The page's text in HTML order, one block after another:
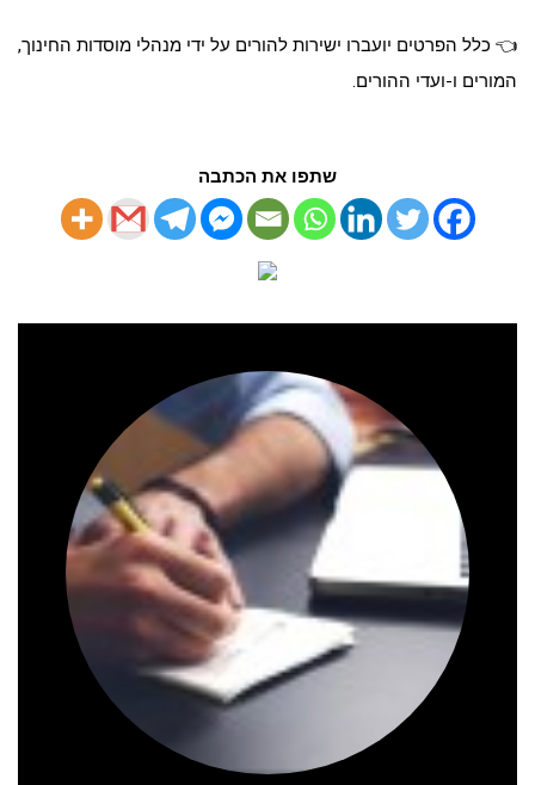
👈 כלל הפרטים יועברו ישירות להורים על ידי מנהלי מוסדות החינוך,
המורים ו-ועדי ההורים.
שתפו את הכתבה